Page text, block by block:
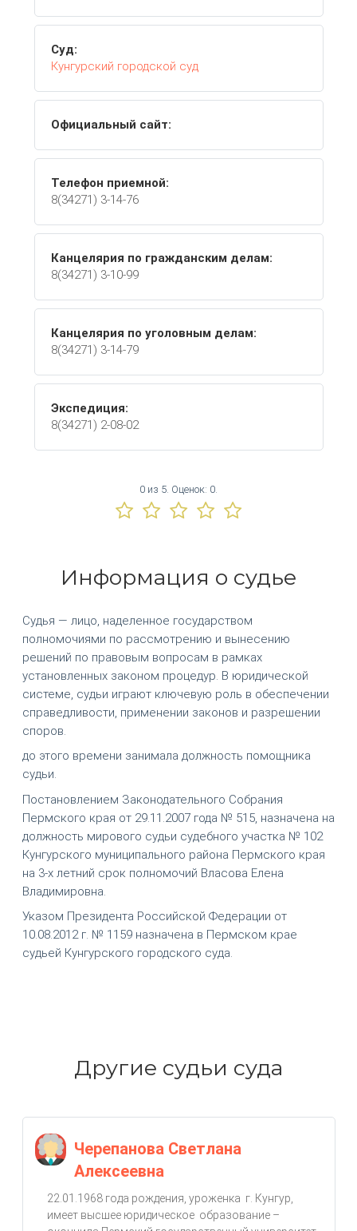
Суд:
Кунгурский городской суд
Официальный сайт:
Телефон приемной:
8(34271) 3-14-76
Канцелярия по гражданским делам:
8(34271) 3-10-99
Канцелярия по уголовным делам:
8(34271) 3-14-79
Экспедиция:
8(34271) 2-08-02
0 из 5. Оценок: 0
Информация о судье
Судья — лицо, наделенное государством
полномочиями по рассмотрению и вынесению
решений по правовым вопросам в рамках
установленных законом процедур. В юридической
системе, судьи играют ключевую роль в обеспечении
справедливости, применении законов и разрешении
споров.
до этого времени занимала должность помощника
судьи.
Постановлением Законодательного Собрания
Пермского края от 29.11.2007 года № 515, назначена на
должность мирового судьи судебного участка № 102
Кунгурского муниципального района Пермского края
на 3-х летний срок полномочий Власова Елена
Владимировна.
Указом Президента Российской Федерации от
10.08.2012 г. № 1159 назначена в Пермском крае
судьей Кунгурского городского суда.
Другие судьи суда
Черепанова Светлана
Алексеевна
22.01.1968 года рождения, уроженка г. Кунгур,
имеет высшее юридическое образование –